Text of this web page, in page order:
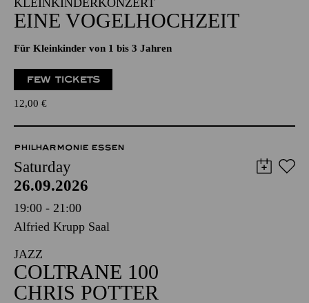
KLEINKINDERKONZERT
EINE VOGELHOCHZEIT
Für Kleinkinder von 1 bis 3 Jahren
FEW TICKETS
12,00 €
PHILHARMONIE ESSEN
Saturday
26.09.2026
19:00 - 21:00
Alfried Krupp Saal
JAZZ
COLTRANE 100
CHRIS POTTER